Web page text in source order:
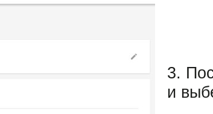
3.
и